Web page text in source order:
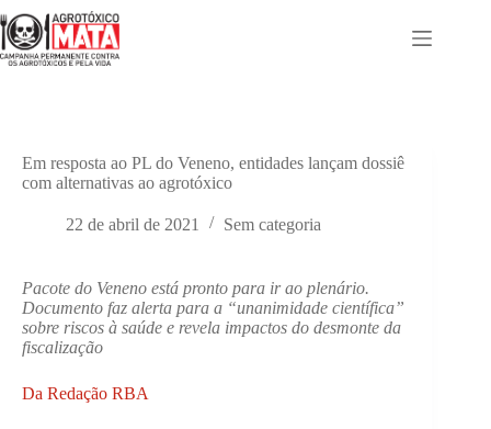
para
o
conteúdo
Em resposta ao PL do Veneno, entidades lançam dossiê
com alternativas ao agrotóxico
22 de abril de 2021 Sem categoria
Pacote do Veneno está pronto para ir ao plenário.
Documento faz alerta para a “unanimidade científica”
sobre riscos à saúde e revela impactos do desmonte da
fiscalização
Da Redação RBA